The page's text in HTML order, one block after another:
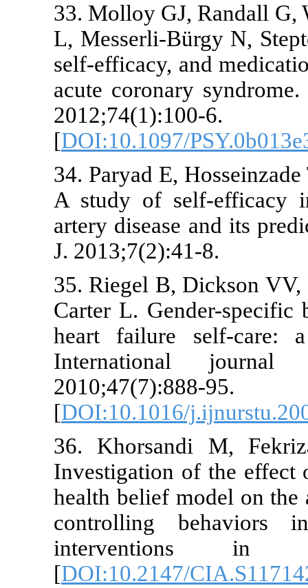
33. Molloy
L, Messerli-
self-efficacy,
acute
[
34. Paryad
A study of
artery
J.
35. Riegel
Carter L.
heart
[
36.
health belief
controlling
[